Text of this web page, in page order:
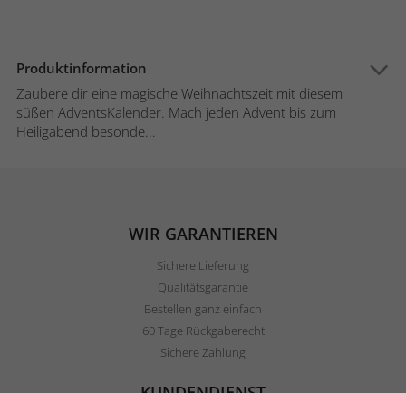
Produktinformation
Zaubere dir eine magische Weihnachtszeit mit diesem
süßen AdventsKalender. Mach jeden Advent bis zum
Heiligabend besonde...
WIR GARANTIEREN
Sichere Lieferung
Qualitätsgarantie
Bestellen ganz einfach
60 Tage Rückgaberecht
Sichere Zahlung